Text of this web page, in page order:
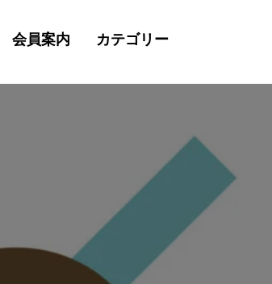
会員案内 カテゴリー